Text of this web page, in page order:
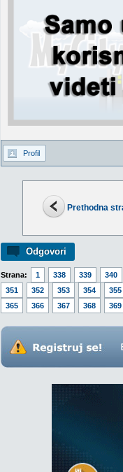
Prethodna
Odgovori
Strana: 1 338 339 340
351
352 353 354 355
365
366 367 368 369
Profil